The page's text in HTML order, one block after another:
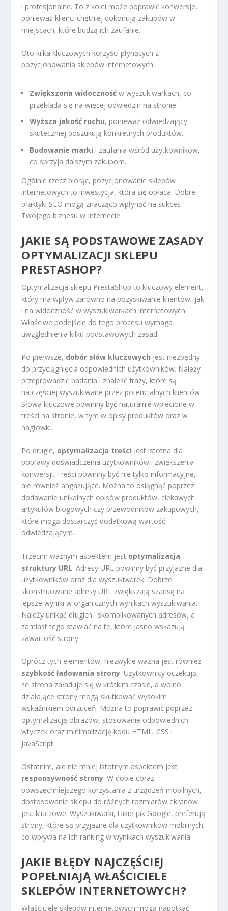
i profesjonalne. To z kolei może poprawić konwersje,
ponieważ klienci chętniej dokonują zakupów w
miejscach, które budzą ich zaufanie.
Oto kilka kluczowych korzyści płynących z
pozycjonowania sklepów internetowych:
Zwiększona widoczność w wyszukiwarkach, co
przekłada się na więcej odwiedzin na stronie.
Wyższa jakość ruchu, ponieważ odwiedzający
skuteczniej poszukują konkretnych produktów.
Budowanie marki i zaufania wśród użytkowników,
co sprzyja dalszym zakupom.
Ogólnie rzecz biorąc, pozycjonowanie sklepów
internetowych to inwestycja, która się opłaca. Dobre
praktyki SEO mogą znacząco wpłynąć na sukces
Twojego biznesu w Internecie.
JAKIE SĄ PODSTAWOWE ZASADY
OPTYMALIZACJI SKLEPU
PRESTASHOP?
Optymalizacja sklepu PrestaShop to kluczowy element,
który ma wpływ zarówno na pozyskiwanie klientów, jak
i na widoczność w wyszukiwarkach internetowych.
Właściwe podejście do tego procesu wymaga
uwzględnienia kilku podstawowych zasad.
Po pierwsze, dobór słów kluczowych jest niezbędny
do przyciągnięcia odpowiednich użytkowników. Należy
przeprowadzić badania i znaleźć frazy, które są
najczęściej wyszukiwane przez potencjalnych klientów.
Słowa kluczowe powinny być naturalnie wplecione w
treści na stronie, w tym w opisy produktów oraz w
nagłówki.
Po drugie, optymalizacja treści jest istotna dla
poprawy doświadczenia użytkowników i zwiększenia
konwersji. Treści powinny być nie tylko informacyjne,
ale również angażujące. Można to osiągnąć poprzez
dodawanie unikalnych opisów produktów, ciekawych
artykułów blogowych czy przewodników zakupowych,
które mogą dostarczyć dodatkową wartość
odwiedzającym.
Trzecim ważnym aspektem jest optymalizacja
struktury URL. Adresy URL powinny być przyjazne dla
użytkowników oraz dla wyszukiwarek. Dobrze
skonstruowane adresy URL zwiększają szansę na
lepsze wyniki w organicznych wynikach wyszukiwania.
Należy unikać długich i skomplikowanych adresów, a
zamiast tego stawiać na te, które jasno wskazują
zawartość strony.
Oprócz tych elementów, niezwykle ważna jest również
szybkość ładowania strony. Użytkownicy oczekują,
że strona załaduje się w krótkim czasie, a wolno
działające strony mogą skutkować wysokim
wskaźnikiem odrzuceń. Można to poprawić poprzez
optymalizację obrazów, stosowanie odpowiednich
wtyczek oraz minimalizację kodu HTML, CSS i
JavaScript.
Ostatnim, ale nie mniej istotnym aspektem jest
responsywność strony. W dobie coraz
powszechniejszego korzystania z urządzeń mobilnych,
dostosowanie sklepu do różnych rozmiarów ekranów
jest kluczowe. Wyszukiwarki, takie jak Google, preferują
strony, które są przyjazne dla użytkowników mobilnych,
co wpływa na ich ranking w wynikach wyszukiwania.
JAKIE BŁĘDY NAJCZĘŚCIEJ
POPEŁNIAJĄ WŁAŚCICIELE
SKLEPÓW INTERNETOWYCH?
Właściciele sklepów internetowych mogą napotkać